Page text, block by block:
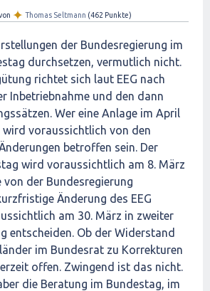
✦ Thomas Seltmann (462 Punkte)
der Bundesregierung im
durchsetzen, vermutlich nicht.
richtet sich laut EEG nach
Inbetriebnahme und den dann
Wer eine Anlage im April
voraussichtlich von den
betroffen sein. Der
wird voraussichtlich am 8. März
der Bundesregierung
Änderung des EEG
am 30. März in zweiter
entscheiden. Ob der Widerstand
im Bundesrat zu Korrekturen
offen. Zwingend ist das nicht.
die Beratung im Bundestag, im